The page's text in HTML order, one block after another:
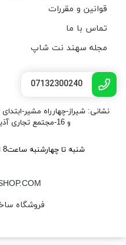
قوانین و مقررات
تماس با ما
مجله سهند نت شاپ
07132300240
و 16-مجتمع تجاری آذین-طبقه همکف-واحد G67
شنبه تا چهارشنبه ساعت8 الی 15 پاسخ گوی شما هستیم
فروشگاه